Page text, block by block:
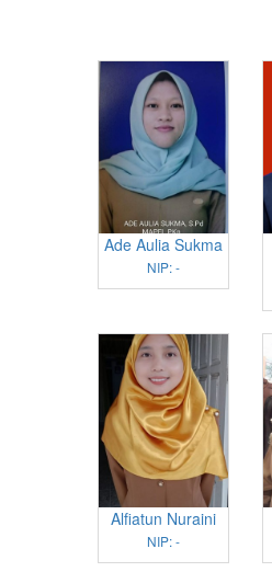
Ade Aulia Sukma
NIP: -
Alfiatun Nuraini
NIP: -